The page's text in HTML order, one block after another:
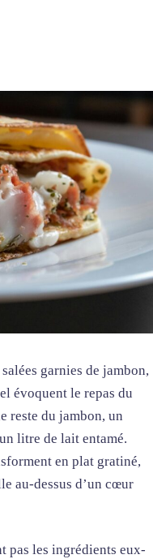
garnies de jambon,
évoquent le repas du
reste du jambon, un
litre de lait entamé.
en plat gratiné,
au-dessus d’un cœur
pas les ingrédients eux-